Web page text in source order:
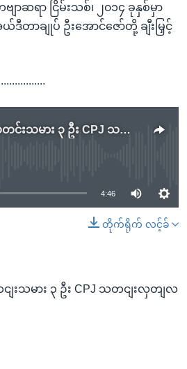
ာဆရာ ငြိမ်းသစ်၊ ၂၀၁၄ ခုနှစ်မှာ
တာချုပ် ဦးအောင်ဇော်တို့ ချီးမြှင့်
မြန်မာနဲ့ နိုင်ငံတကာ သတင်းသမား ၃ ဦး CPJ သတင်းလွတ်လပ်ခွင့်ဆုရရှိ
currently available
4:46
တိုက်ရိုက် လင့်ခ်
ျးသမား ၃ ဦး CPJ သတငျးလှတျလ